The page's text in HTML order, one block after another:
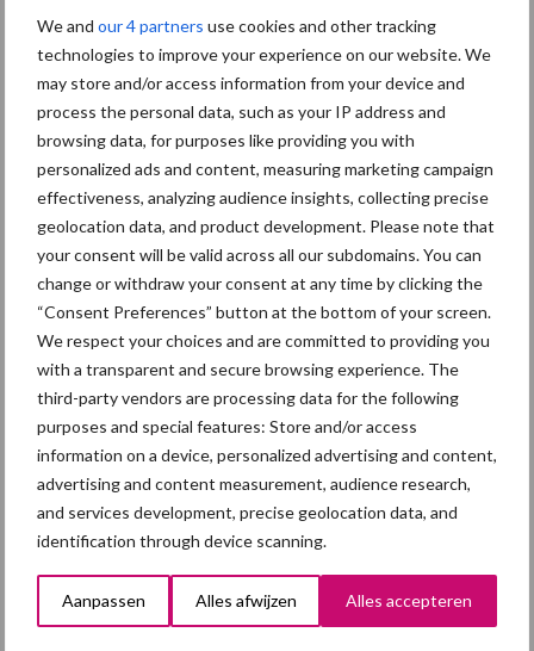
We and our 4 partners use cookies and other tracking
technologies to improve your experience on our website. We
may store and/or access information from your device and
process the personal data, such as your IP address and
browsing data, for purposes like providing you with
personalized ads and content, measuring marketing campaign
effectiveness, analyzing audience insights, collecting precise
geolocation data, and product development. Please note that
your consent will be valid across all our subdomains. You can
change or withdraw your consent at any time by clicking the
“Consent Preferences” button at the bottom of your screen.
We respect your choices and are committed to providing you
with a transparent and secure browsing experience. The
third-party vendors are processing data for the following
purposes and special features: Store and/or access
information on a device, personalized advertising and content,
advertising and content measurement, audience research,
and services development, precise geolocation data, and
identification through device scanning.
Aanpassen Alles afwijzen Alles accepteren
Primaire
Sidebar
Recent nieuws Partner nieuws
7 aug
Britse varkenssector vreest
afzetcrisis in het najaar
Grondstoffenmarkt blijft grillig:
droogte en geopolitiek houden
handel in de greep
5 aug
“Vraag naar praktische
hygieneoplossingen is in Polen
groter dan ooit”
5 aug
Eliminatieprotocol voor
Mycoplasma hyopneumoniae
Toon meer